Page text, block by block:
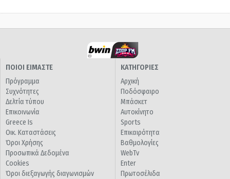
ΠΟΙΟΙ ΕΙΜΑΣΤΕ
Πρόγραμμα
Συχνότητες
Δελτία τύπου
Επικοινωνία
Greece Is
Οικ. Καταστάσεις
Όροι Χρήσης
Προσωπικά Δεδομένα
Cookies
Όροι διεξαγωγής διαγωνισμών
ΚΑΤΗΓΟΡΙΕΣ
Αρχική
Ποδόσφαιρο
Μπάσκετ
Αυτοκίνητο
Sports
Επικαιρότητα
Βαθμολογίες
WebTv
Enter
Πρωτοσέλιδα